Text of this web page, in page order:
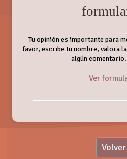
Tu opinión es importante para
favor, escribe tu nombre, valora
algún
Ver
Volver